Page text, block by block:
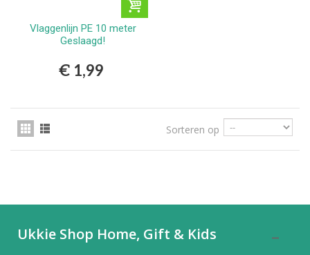
Vlaggenlijn PE 10 meter
Geslaagd!
€ 1,99
Sorteren op
Ukkie Shop Home, Gift & Kids